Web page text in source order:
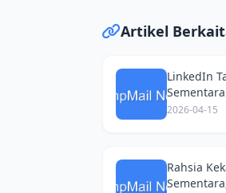
Artikel
LinkedIn
2026-04-15
Rahsia